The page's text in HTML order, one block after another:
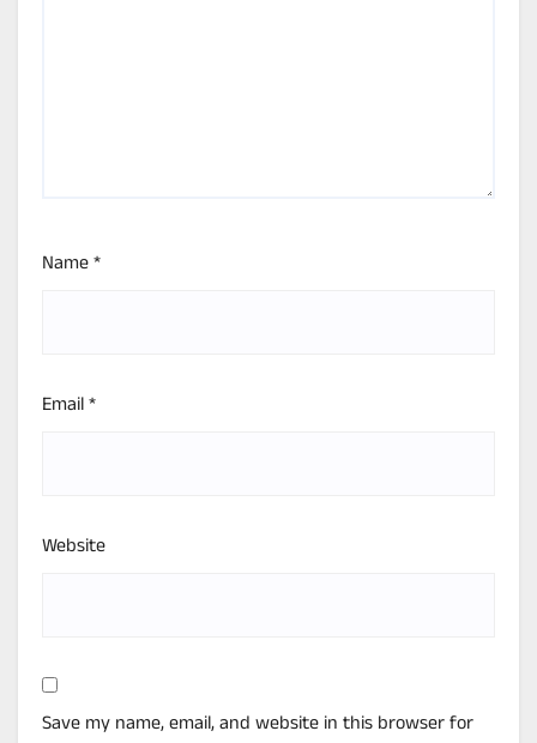
Name*
Email*
Website
Save my name, email, and website in this browser for